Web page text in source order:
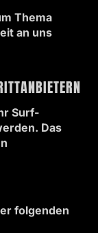
Thema
an uns
Surf-
Das
folgenden